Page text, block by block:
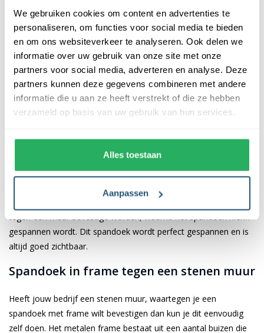
We gebruiken cookies om content en advertenties te
personaliseren, om functies voor social media te bieden
en om ons websiteverkeer te analyseren. Ook delen we
informatie over uw gebruik van onze site met onze
partners voor social media, adverteren en analyse. Deze
partners kunnen deze gegevens combineren met andere
informatie die u aan ze heeft verstrekt of die ze hebben
verzameld op basis van uw gebruik van hun services.
Alles toestaan
Aanpassen
Veelzijdige promotie door het spandoek
met frame
Het is voor bedrijven steeds belangrijker om op te vallen! Een
spandoek met frame is een krachtige en veelzijdige manier om
je boodschap, bedrijf of evenement te promoten. Het spandoek
met frame wordt door bedrijven gebruikt als reclamemiddel
voor voorbijgangers. Het metalen buizenframe kan eenvoudig
gespannen wordt. Dit spandoek wordt perfect gespannen en is
altijd goed zichtbaar.
Spandoek in frame tegen een stenen muur
Heeft jouw bedrijf een stenen muur, waartegen je een
spandoek met frame wilt bevestigen dan kun je dit eenvoudig
zelf doen. Het metalen frame bestaat uit een aantal buizen die